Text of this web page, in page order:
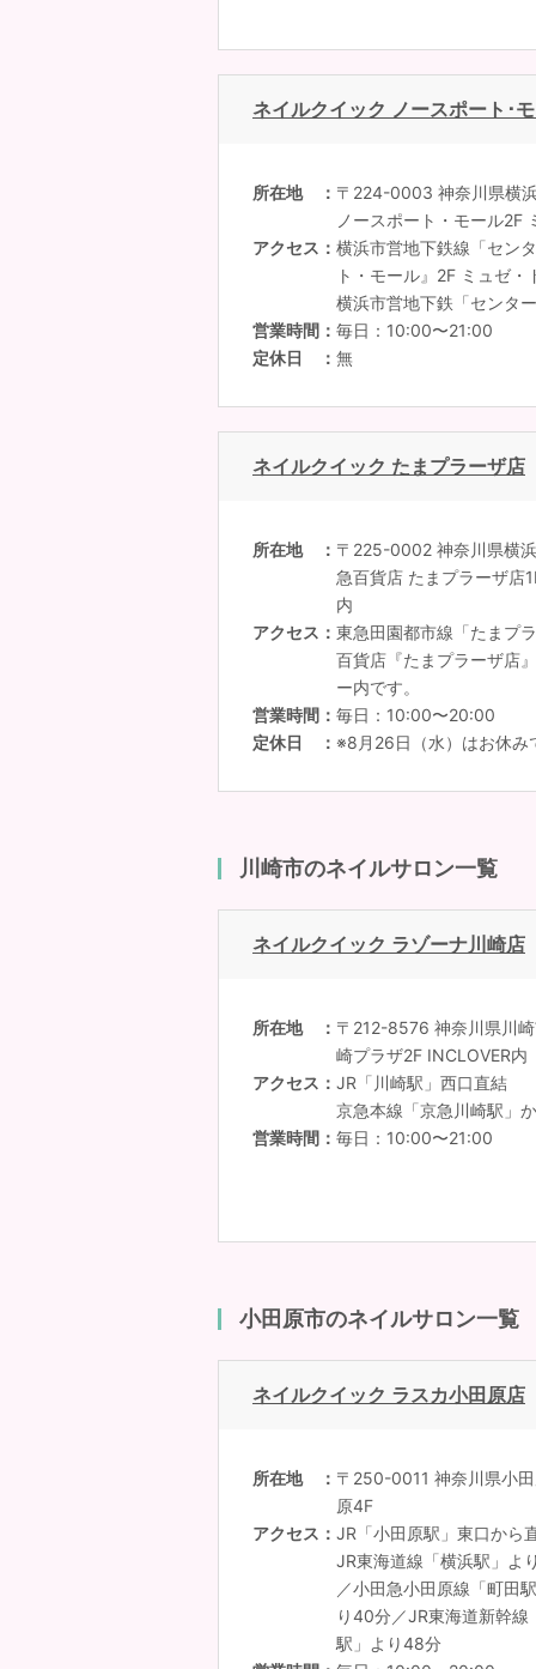
ネイルクイック ノースポート･
所在地
〒224-0003 神奈川県横
ノースポート・モール2F
アクセス
横浜市営地下鉄線「セン
ト・モール』2F ミュゼ
横浜市営地下鉄「センタ
営業時間
毎日：10:00〜21:00
定休日
無
ネイルクイック たまプラーザ店
所在地
〒225-0002 神奈川県横
急百貨店 たまプラーザ店
内
アクセス
東急田園都市線「たまプ
百貨店『たまプラーザ店
ー内です。
営業時間
毎日：10:00〜20:00
定休日
※8月26日（水）はお休み
川崎市のネイルサロン一覧
ネイルクイック ラゾーナ川崎店
所在地
〒212-8576 神奈川県川
崎プラザ2F INCLOVER内
アクセス
JR「川崎駅」西口直結
京急本線「京急川崎駅」
営業時間
毎日：10:00〜21:00
小田原市のネイルサロン一覧
ネイルクイック ラスカ小田原店
所在地
〒250-0011 神奈川県小
原4F
アクセス
JR「小田原駅」東口から
JR東海道線「横浜駅」よ
／小田急小田原線「町田
り40分／JR東海道新幹
駅」より48分